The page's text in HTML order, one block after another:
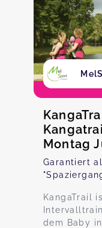
Montag
Garantiert
KangaTrail
dem Baby